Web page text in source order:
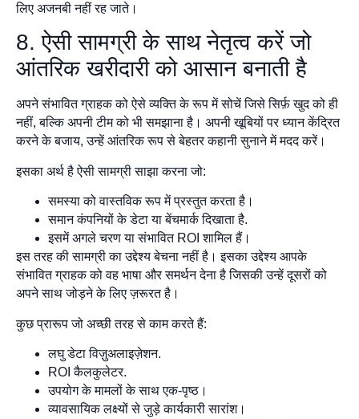
लिए अजनबी नहीं रह जाते।
8. ऐसी सामग्री के साथ नेतृत्व करें जो
आंतरिक खरीदारी को आसान बनाती है
अपने संभावित ग्राहक को ऐसे व्यक्ति के रूप में सोचें जिसे सिर्फ़ खुद को ही
नहीं, बल्कि अपनी टीम को भी समझाना है। अपनी खूबियों पर ध्यान केंद्रित
करने के बजाय, उन्हें आंतरिक रूप से बेहतर कहानी सुनाने में मदद करें।
इसका अर्थ है ऐसी सामग्री साझा करना जो:
समस्या को वास्तविक रूप में प्रस्तुत करता है।
समान कंपनियों के डेटा या बेंचमार्क दिखाता है.
इसमें अगले चरण या संभावित ROI शामिल हैं।
इस तरह की सामग्री का उद्देश्य बेचना नहीं है। इसका उद्देश्य आपके
संभावित ग्राहक को वह भाषा और समर्थन देना है जिसकी उन्हें दूसरों को
अपने साथ जोड़ने के लिए ज़रूरत है।
कुछ प्रारूप जो अच्छी तरह से काम करते हैं:
लघु डेटा विज़ुअलाइज़ेशन.
ROI कैलकुलेटर.
उपयोग के मामलों के साथ एक-पृष्ठ।
व्यावसायिक लक्ष्यों से जुड़े कार्यकारी सारांश।